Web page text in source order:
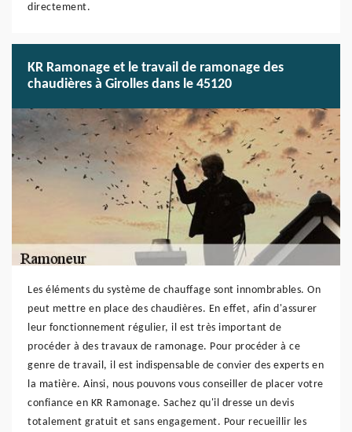
directement.
KR Ramonage et le travail de ramonage des
chaudières à Girolles dans le 45120
Les éléments du système de chauffage sont innombrables. On
peut mettre en place des chaudières. En effet, afin d'assurer
leur fonctionnement régulier, il est très important de
procéder à des travaux de ramonage. Pour procéder à ce
genre de travail, il est indispensable de convier des experts en
la matière. Ainsi, nous pouvons vous conseiller de placer votre
confiance en KR Ramonage. Sachez qu'il dresse un devis
totalement gratuit et sans engagement. Pour recueillir les